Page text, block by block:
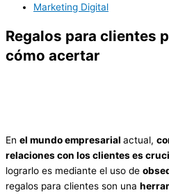
Marketing Digital
Regalos para clientes
cómo acertar
En el mundo empresarial actual,
relaciones con los clientes es
lograrlo es mediante el uso de
regalos para clientes son una